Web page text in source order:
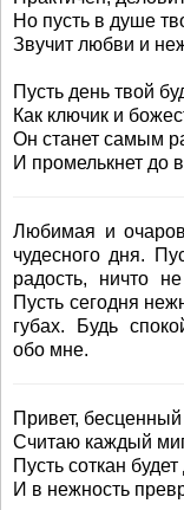
Но пусть в душе
Звучит любви и
Пусть день твой
Как ключик и
Он станет самым
И промелькнет до
Любимая и
чудесного дня.
радость, ничто
Пусть сегодня
губах. Будь
обо мне.
Привет,
Считаю каждый
Пусть соткан
И в нежность